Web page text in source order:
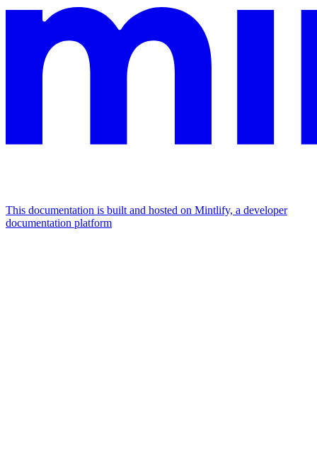
This documentation is built and hosted on Mintlify, a developer
documentation platform